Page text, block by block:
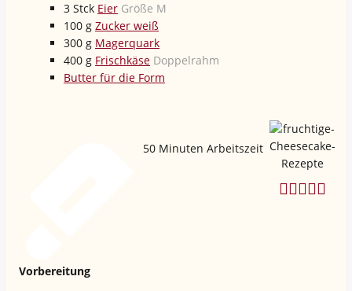
3 Stck Eier Größe M
100 g Zucker weiß
300 g Magerquark
400 g Frischkäse Doppelrahm
Butter für die Form
Vorbereitung
50 Minuten Arbeitszeit